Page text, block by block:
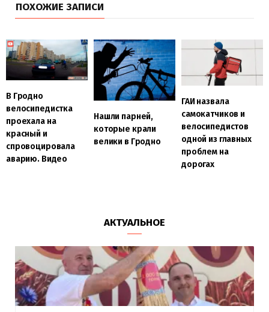
ПОХОЖИЕ ЗАПИСИ
В Гродно
велосипедистка
проехала на
красный и
спровоцировала
аварию. Видео
Нашли парней,
которые крали
велики в Гродно
ГАИ назвала
самокатчиков и
велосипедистов
одной из главных
проблем на
дорогах
АКТУАЛЬНОЕ